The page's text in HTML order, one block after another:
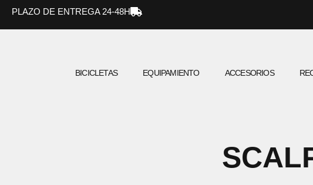
PLAZO DE ENTREGA 24-48H
BICICLETAS EQUIPAMIENTO ACCESORIOS